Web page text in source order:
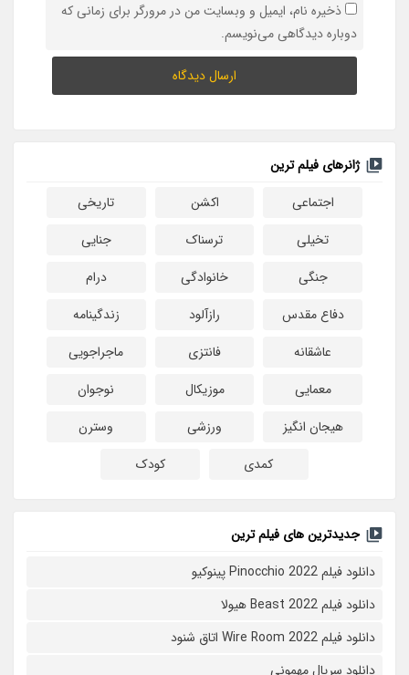
ذخیره نام، ایمیل و وبسایت من در مرورگر برای زمانی که
دوباره دیدگاهی می‌نویسم.
ژانرهای فیلم ترین
اجتماعی
اکشن
تاریخی
تخیلی
ترسناک
جنایی
جنگی
خانوادگی
درام
دفاع مقدس
رازآلود
زندگینامه
عاشقانه
فانتزی
ماجراجویی
معمایی
موزیکال
نوجوان
هیجان انگیز
ورزشی
وسترن
کمدی
کودک
جدیدترین های فیلم ترین
دانلود فیلم Pinocchio 2022 پینوکیو
دانلود فیلم Beast 2022 هیولا
دانلود فیلم Wire Room 2022 اتاق شنود
دانلود سریال مهمونی